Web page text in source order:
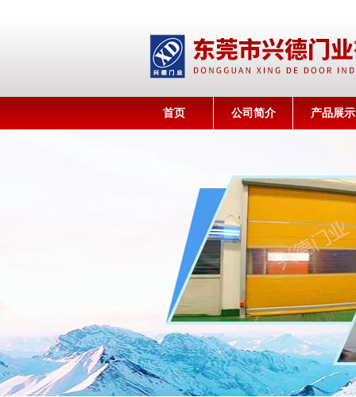
首页 公司简介 产品展示